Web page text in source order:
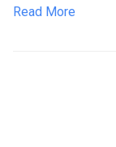
Read More